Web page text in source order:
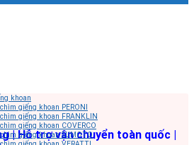
| Hỗ trợ vận chuyển toàn quốc |
khoan
giếng khoan PERONI
giếng khoan FRANKLIN
giếng khoan COVERCO
giếng khoan SUMOTO